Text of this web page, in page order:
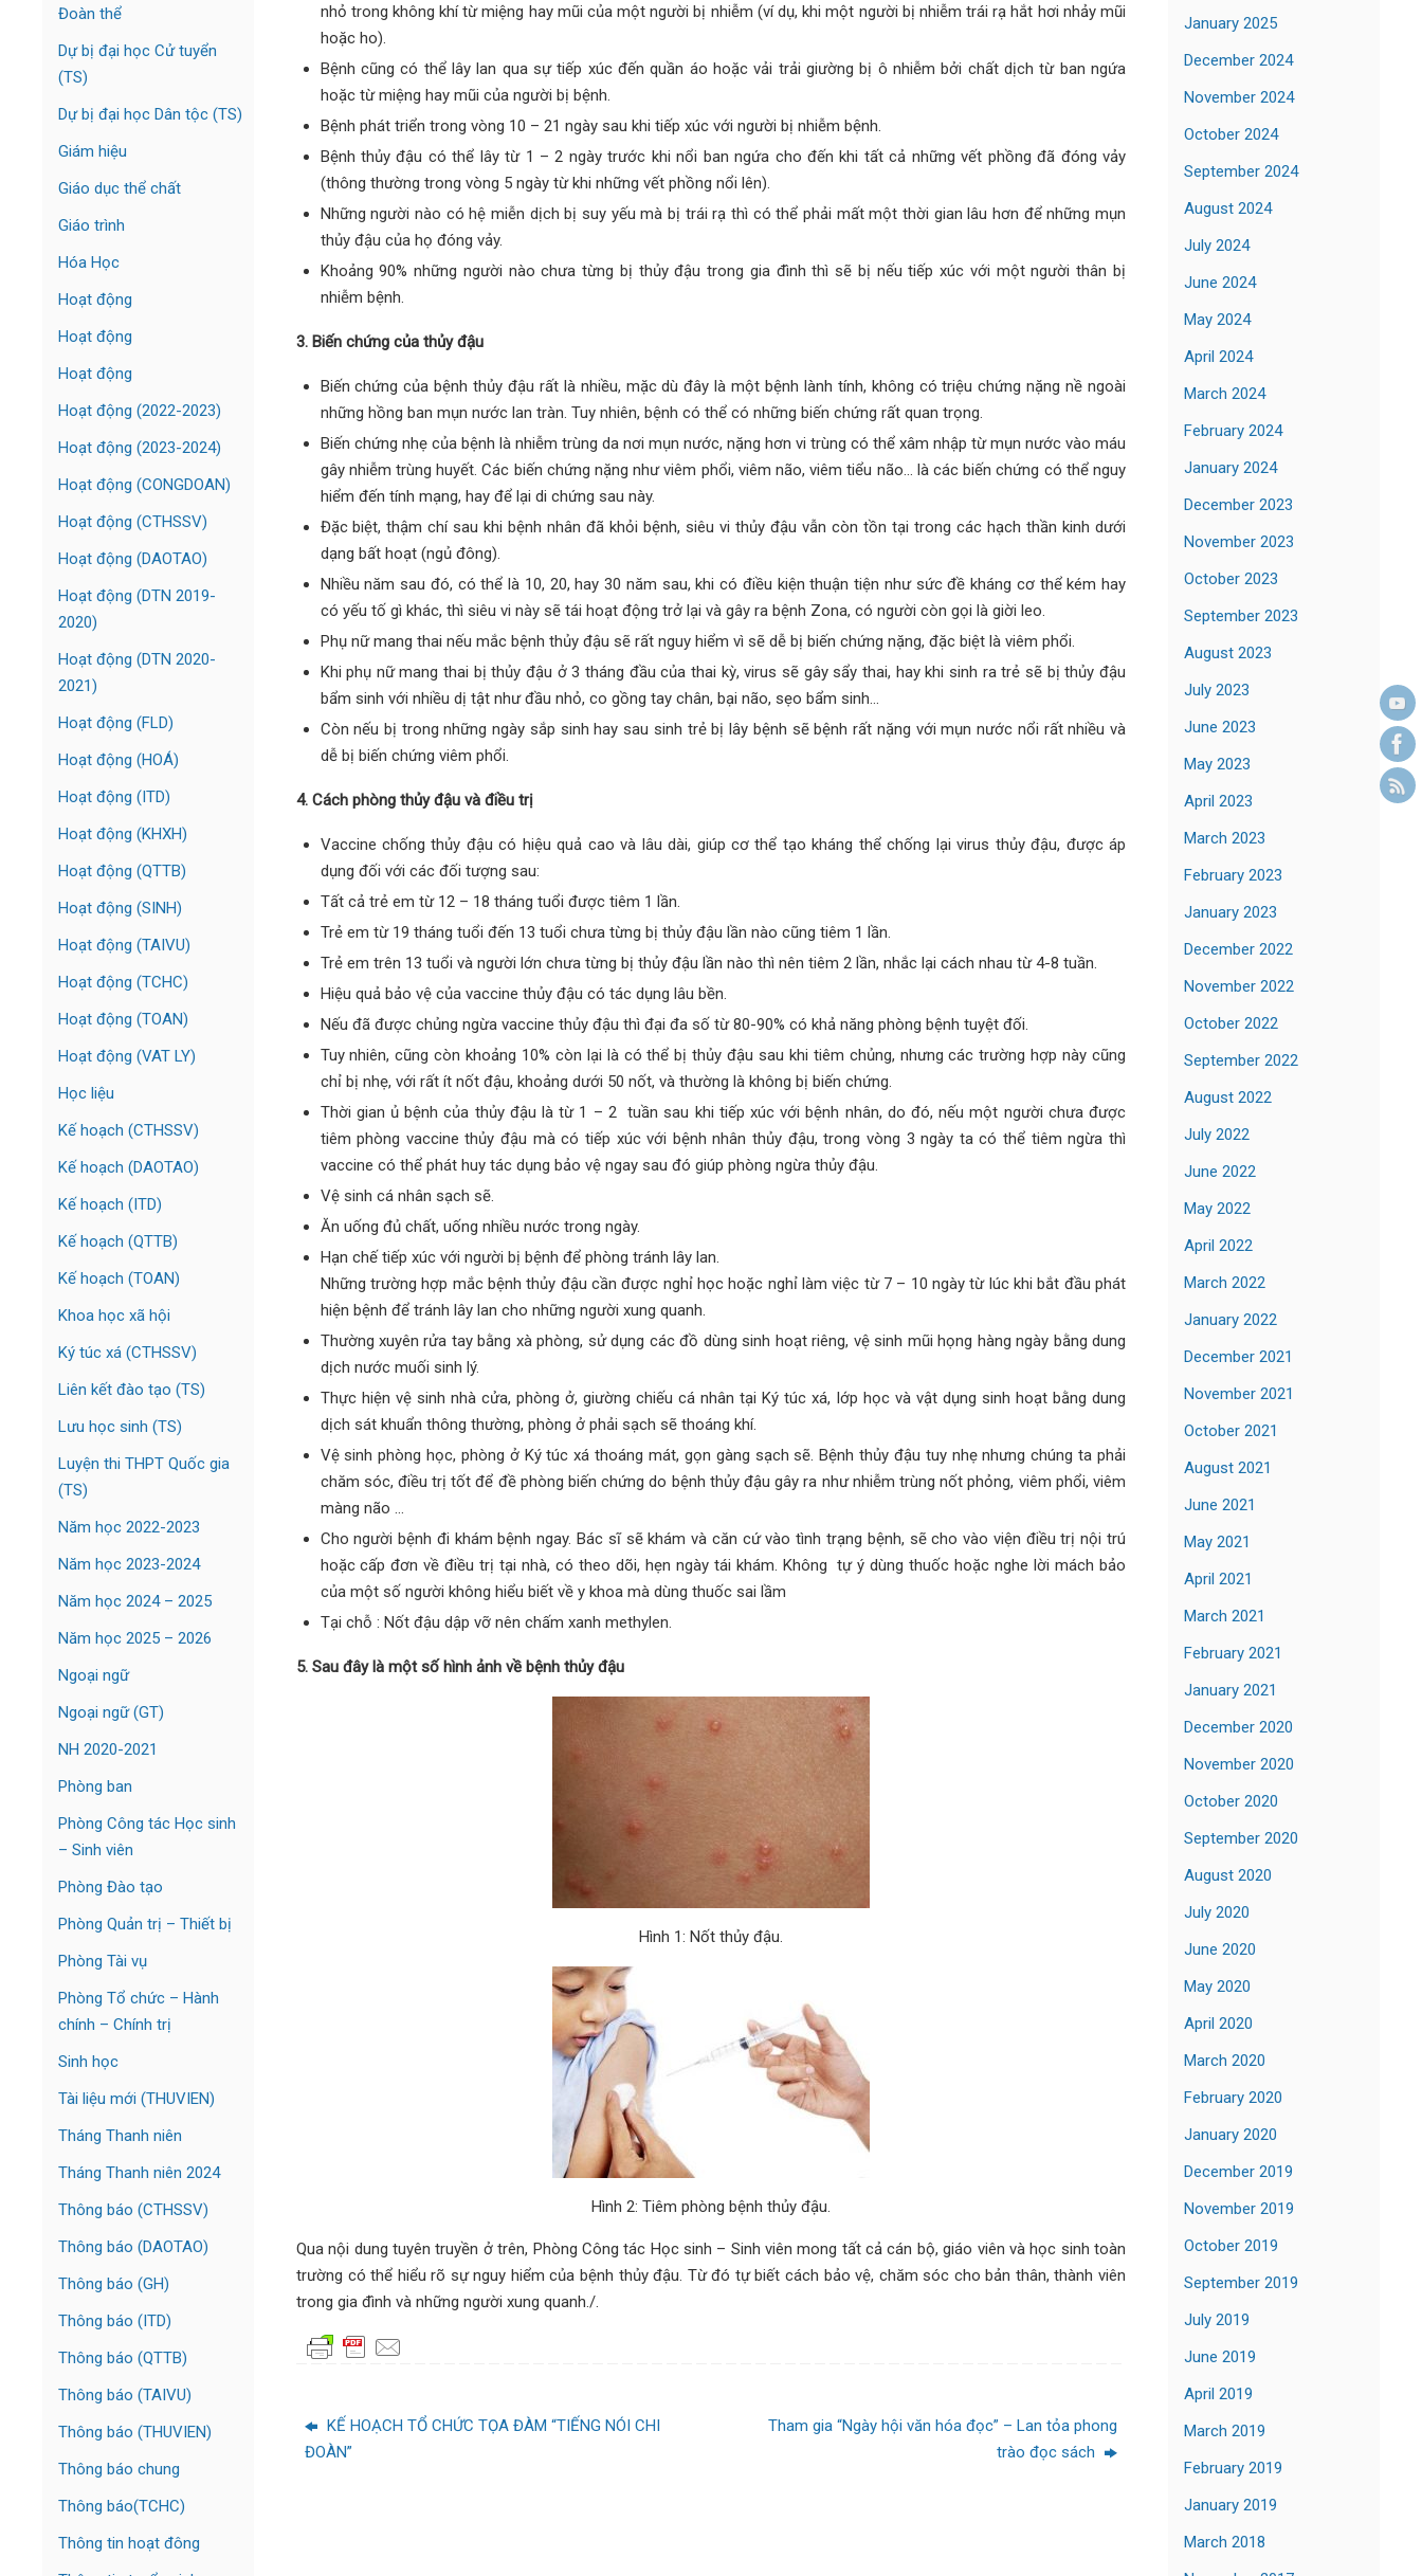
nhỏ trong không khí từ miệng hay mũi của một người bị nhiễm (ví dụ, khi một người bị nhiễm trái rạ hắt hơi nhảy mũi
hoặc ho).
Bệnh cũng có thể lây lan qua sự tiếp xúc đến quần áo hoặc vải trải giường bị ô nhiễm bởi chất dịch từ ban ngứa
hoặc từ miệng hay mũi của người bị bệnh.
Bệnh phát triển trong vòng 10 – 21 ngày sau khi tiếp xúc với người bị nhiễm bệnh.
Bệnh thủy đậu có thể lây từ 1 – 2 ngày trước khi nổi ban ngứa cho đến khi tất cả những vết phồng đã đóng vảy
(thông thường trong vòng 5 ngày từ khi những vết phồng nổi lên).
Những người nào có hệ miễn dịch bị suy yếu mà bị trái rạ thì có thể phải mất một thời gian lâu hơn để những mụn
thủy đậu của họ đóng vảy.
Khoảng 90% những người nào chưa từng bị thủy đậu trong gia đình thì sẽ bị nếu tiếp xúc với một người thân bị
nhiễm bệnh.
3. Biến chứng của thủy đậu
Biến chứng của bệnh thủy đậu rất là nhiều, mặc dù đây là một bệnh lành tính, không có triệu chứng nặng nề ngoài
những hồng ban mụn nước lan tràn. Tuy nhiên, bệnh có thể có những biến chứng rất quan trọng.
Biến chứng nhẹ của bệnh là nhiễm trùng da nơi mụn nước, nặng hơn vi trùng có thể xâm nhập từ mụn nước vào máu
gây nhiễm trùng huyết. Các biến chứng nặng như viêm phổi, viêm não, viêm tiểu não… là các biến chứng có thể nguy
hiểm đến tính mạng, hay để lại di chứng sau này.
Đặc biệt, thậm chí sau khi bệnh nhân đã khỏi bệnh, siêu vi thủy đậu vẫn còn tồn tại trong các hạch thần kinh dưới
dạng bất hoạt (ngủ đông).
Nhiều năm sau đó, có thể là 10, 20, hay 30 năm sau, khi có điều kiện thuận tiện như sức đề kháng cơ thể kém hay
có yếu tố gì khác, thì siêu vi này sẽ tái hoạt động trở lại và gây ra bệnh Zona, có người còn gọi là giời leo.
Phụ nữ mang thai nếu mắc bệnh thủy đậu sẽ rất nguy hiểm vì sẽ dễ bị biến chứng nặng, đặc biệt là viêm phổi.
Khi phụ nữ mang thai bị thủy đậu ở 3 tháng đầu của thai kỳ, virus sẽ gây sẩy thai, hay khi sinh ra trẻ sẽ bị thủy đậu
bẩm sinh với nhiều dị tật như đầu nhỏ, co gồng tay chân, bại não, sẹo bẩm sinh…
Còn nếu bị trong những ngày sắp sinh hay sau sinh trẻ bị lây bệnh sẽ bệnh rất nặng với mụn nước nổi rất nhiều và
dễ bị biến chứng viêm phổi.
4. Cách phòng thủy đậu và điều trị
Vaccine chống thủy đậu có hiệu quả cao và lâu dài, giúp cơ thể tạo kháng thể chống lại virus thủy đậu, được áp
dụng đối với các đối tượng sau:
Tất cả trẻ em từ 12 – 18 tháng tuổi được tiêm 1 lần.
Trẻ em từ 19 tháng tuổi đến 13 tuổi chưa từng bị thủy đậu lần nào cũng tiêm 1 lần.
Trẻ em trên 13 tuổi và người lớn chưa từng bị thủy đậu lần nào thì nên tiêm 2 lần, nhắc lại cách nhau từ 4-8 tuần.
Hiệu quả bảo vệ của vaccine thủy đậu có tác dụng lâu bền.
Nếu đã được chủng ngừa vaccine thủy đậu thì đại đa số từ 80-90% có khả năng phòng bệnh tuyệt đối.
Tuy nhiên, cũng còn khoảng 10% còn lại là có thể bị thủy đậu sau khi tiêm chủng, nhưng các trường hợp này cũng
chỉ bị nhẹ, với rất ít nốt đậu, khoảng dưới 50 nốt, và thường là không bị biến chứng.
Thời gian ủ bệnh của thủy đậu là từ 1 – 2 tuần sau khi tiếp xúc với bệnh nhân, do đó, nếu một người chưa được
tiêm phòng vaccine thủy đậu mà có tiếp xúc với bệnh nhân thủy đậu, trong vòng 3 ngày ta có thể tiêm ngừa thì
vaccine có thể phát huy tác dụng bảo vệ ngay sau đó giúp phòng ngừa thủy đậu.
Vệ sinh cá nhân sạch sẽ.
Ăn uống đủ chất, uống nhiều nước trong ngày.
Hạn chế tiếp xúc với người bị bệnh để phòng tránh lây lan.
Những trường hợp mắc bệnh thủy đậu cần được nghỉ học hoặc nghỉ làm việc từ 7 – 10 ngày từ lúc khi bắt đầu phát
hiện bệnh để tránh lây lan cho những người xung quanh.
Thường xuyên rửa tay bằng xà phòng, sử dụng các đồ dùng sinh hoạt riêng, vệ sinh mũi họng hàng ngày bằng dung
dịch nước muối sinh lý.
Thực hiện vệ sinh nhà cửa, phòng ở, giường chiếu cá nhân tại Ký túc xá, lớp học và vật dụng sinh hoạt bằng dung
dịch sát khuẩn thông thường, phòng ở phải sạch sẽ thoáng khí.
Vệ sinh phòng học, phòng ở Ký túc xá thoáng mát, gọn gàng sạch sẽ. Bệnh thủy đậu tuy nhẹ nhưng chúng ta phải
chăm sóc, điều trị tốt để đề phòng biến chứng do bệnh thủy đậu gây ra như nhiễm trùng nốt phỏng, viêm phổi, viêm
màng não …
Cho người bệnh đi khám bệnh ngay. Bác sĩ sẽ khám và căn cứ vào tình trạng bệnh, sẽ cho vào viện điều trị nội trú
hoặc cấp đơn về điều trị tại nhà, có theo dõi, hẹn ngày tái khám. Không tự ý dùng thuốc hoặc nghe lời mách bảo
của một số người không hiểu biết về y khoa mà dùng thuốc sai lầm
Tại chỗ : Nốt đậu dập vỡ nên chấm xanh methylen.
5. Sau đây là một số hình ảnh về bệnh thủy đậu
Hình 1: Nốt thủy đậu.
Hình 2: Tiêm phòng bệnh thủy đậu.
Qua nội dung tuyên truyền ở trên, Phòng Công tác Học sinh – Sinh viên mong tất cả cán bộ, giáo viên và học sinh toàn
trường có thể hiểu rõ sự nguy hiểm của bệnh thủy đậu. Từ đó tự biết cách bảo vệ, chăm sóc cho bản thân, thành viên
trong gia đình và những người xung quanh./.
KẾ HOẠCH TỔ CHỨC TỌA ĐÀM “TIẾNG NÓI CHI
ĐOÀN”
Tham gia “Ngày hội văn hóa đọc” – Lan tỏa phong
trào đọc sách
Đoàn thể
Dự bị đại học Cử tuyển
(TS)
Dự bị đại học Dân tộc (TS)
Giám hiệu
Giáo dục thể chất
Giáo trình
Hóa Học
Hoạt động
Hoạt động
Hoạt động
Hoạt động (2022-2023)
Hoạt động (2023-2024)
Hoạt động (CONGDOAN)
Hoạt động (CTHSSV)
Hoạt động (DAOTAO)
Hoạt động (DTN 2019-
2020)
Hoạt động (DTN 2020-
2021)
Hoạt động (FLD)
Hoạt động (HOÁ)
Hoạt động (ITD)
Hoạt động (KHXH)
Hoạt động (QTTB)
Hoạt động (SINH)
Hoạt động (TAIVU)
Hoạt động (TCHC)
Hoạt động (TOAN)
Hoạt động (VAT LY)
Học liệu
Kế hoạch (CTHSSV)
Kế hoạch (DAOTAO)
Kế hoạch (ITD)
Kế hoạch (QTTB)
Kế hoạch (TOAN)
Khoa học xã hội
Ký túc xá (CTHSSV)
Liên kết đào tạo (TS)
Lưu học sinh (TS)
Luyện thi THPT Quốc gia
(TS)
Năm học 2022-2023
Năm học 2023-2024
Năm học 2024 – 2025
Năm học 2025 – 2026
Ngoại ngữ
Ngoại ngữ (GT)
NH 2020-2021
Phòng ban
Phòng Công tác Học sinh
– Sinh viên
Phòng Đào tạo
Phòng Quản trị – Thiết bị
Phòng Tài vụ
Phòng Tổ chức – Hành
chính – Chính trị
Sinh học
Tài liệu mới (THUVIEN)
Tháng Thanh niên
Tháng Thanh niên 2024
Thông báo (CTHSSV)
Thông báo (DAOTAO)
Thông báo (GH)
Thông báo (ITD)
Thông báo (QTTB)
Thông báo (TAIVU)
Thông báo (THUVIEN)
Thông báo chung
Thông báo(TCHC)
Thông tin hoạt đông
January 2025
December 2024
November 2024
October 2024
September 2024
August 2024
July 2024
June 2024
May 2024
April 2024
March 2024
February 2024
January 2024
December 2023
November 2023
October 2023
September 2023
August 2023
July 2023
June 2023
May 2023
April 2023
March 2023
February 2023
January 2023
December 2022
November 2022
October 2022
September 2022
August 2022
July 2022
June 2022
May 2022
April 2022
March 2022
January 2022
December 2021
November 2021
October 2021
August 2021
June 2021
May 2021
April 2021
March 2021
February 2021
January 2021
December 2020
November 2020
October 2020
September 2020
August 2020
July 2020
June 2020
May 2020
April 2020
March 2020
February 2020
January 2020
December 2019
November 2019
October 2019
September 2019
July 2019
June 2019
April 2019
March 2019
February 2019
January 2019
March 2018